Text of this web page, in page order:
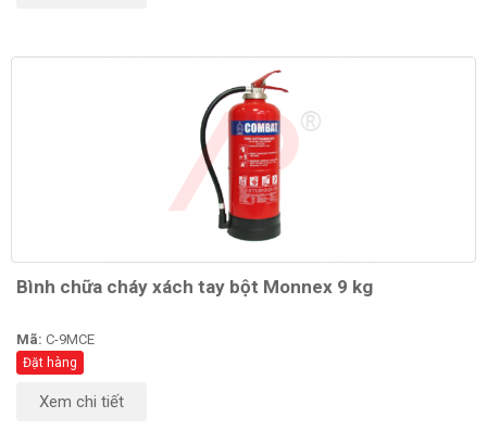
Bình chữa cháy xách tay bột Monnex 9 kg
Mã: C-9MCE
Đặt hàng
Xem chi tiết